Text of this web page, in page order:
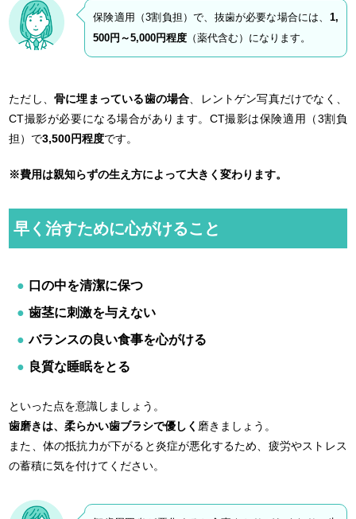
保険適用（3割負担）で、抜歯が必要な場合には、 1,
500円～5,000円程度 （薬代含む）になります。
ただし、 骨に埋まっている歯の場合 、レントゲン写真だけでなく、
CT撮影が必要になる場合があります。CT撮影は保険適用（3割負
担）で3,500円程度です。
※費用は親知らずの生え方によって大きく変わります。
早く治すために心がけること
口の中を清潔に保つ
歯茎に刺激を与えない
バランスの良い食事を心がける
良質な睡眠をとる
といった点を意識しましょう。
歯磨きは、柔らかい歯ブラシで優しく 磨きましょう。
また、体の抵抗力が下がると炎症が悪化するため、疲労やストレス
の蓄積に気を付けてください。